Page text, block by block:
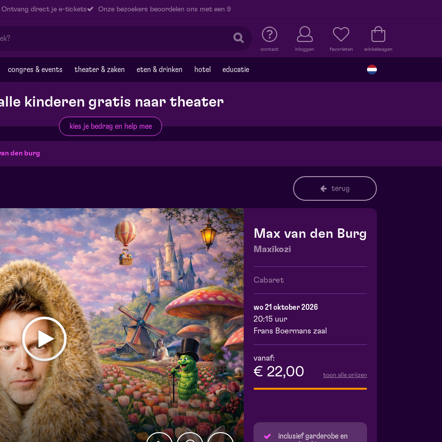
Ontvang direct je e-tickets Onze bezoekers beoordelen ons met een 9
contact inloggen favorieten winkelwagen
congres & events theater & zaken eten & drinken hotel educatie
kinderen gratis naar theater
kies je bedrag en help mee
den burg
terug
Max van den Burg
Maxikozi
Cabaret
wo 21 oktober 2026
20:15 uur
Frans Boermans zaal
vanaf:
€ 22,00 toon alle prijzen
inclusief garderobe en